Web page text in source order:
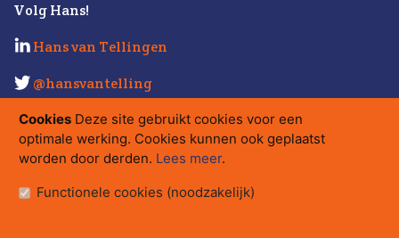
Volg Hans!
Hans van Tellingen
@hansvantelling
Kijk ook eens opStrabo.nl.
Contact
Strabo bv
Cookies Deze site gebruikt cookies voor een
optimale werking. Cookies kunnen ook geplaatst
worden door derden. Lees meer.
Functionele cookies (noodzakelijk)